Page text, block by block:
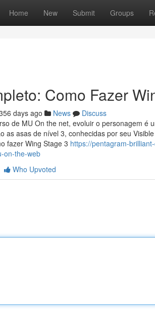
Home New Submit Groups
Como Fazer
days ago News
Discuss
de MU On the net, evoluir o personagem
as asas de nível 3, conhecidas por seu
fazer Wing Stage 3 https://pentagram-
on-the-web
Who Upvoted